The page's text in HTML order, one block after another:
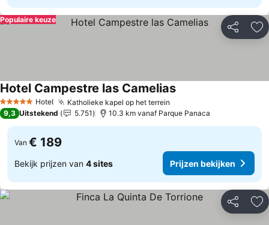
Delen
Populaire keuze
5 Sterren Hotel Katholieke kapel op het terrein
Hotel Campestre las Camelias
9,3 Uitstekend 5.751 10.3 km vanaf Parque Panaca
Van € 189
Bekijk prijzen van 4 sites Prijzen bekijken
Delen